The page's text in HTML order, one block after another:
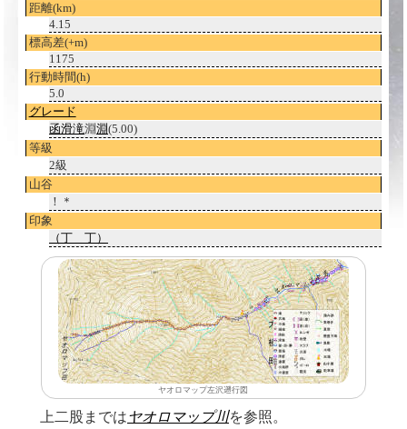
距離(km)
4.15
標高差(+m)
1175
行動時間(h)
5.0
グレード
函滑滝淵淵(5.00)
等級
2級
山谷
！＊
印象
（丁＿丁）
ヤオロマップ左沢遡行図
上二股まではヤオロマップ川を参照。